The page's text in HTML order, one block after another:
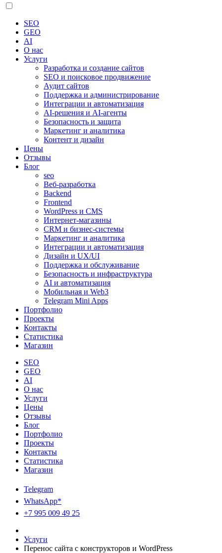
SEO
GEO
AI
О нас
Услуги
Разработка и создание сайтов
SEO и поисковое продвижение
Аудит сайтов
Поддержка и администрирование
Интеграции и автоматизация
AI-решения и AI-агенты
Безопасность и защита
Маркетинг и аналитика
Контент и дизайн
Цены
Отзывы
Блог
seo
Веб-разработка
Backend
Frontend
WordPress и CMS
Интернет-магазины
CRM и бизнес-системы
Маркетинг и аналитика
Интеграции и автоматизация
Дизайн и UX/UI
Поддержка и обслуживание
Безопасность и инфраструктура
AI и автоматизация
Мобильная и Web3
Telegram Mini Apps
Портфолио
Проекты
Контакты
Статистика
Магазин
SEO
GEO
AI
О нас
Услуги
Цены
Отзывы
Блог
Портфолио
Проекты
Контакты
Статистика
Магазин
Telegram
WhatsApp*
+7 995 009 49 25
Услуги
Перенос сайта с конструкторов и WordPress